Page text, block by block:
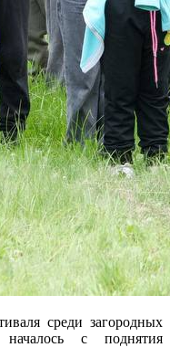
среди загородных
с поднятия